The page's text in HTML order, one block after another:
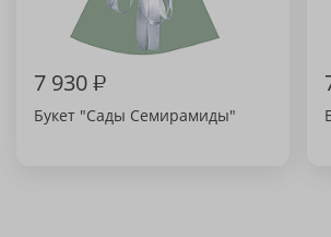
7 930₽
Букет "Сады Семирамиды"